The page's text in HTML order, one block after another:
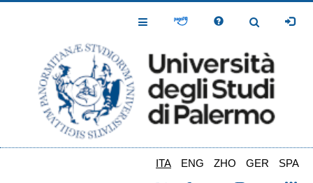
Toggle
Toggle
ITA ENG ZHO GER SPA